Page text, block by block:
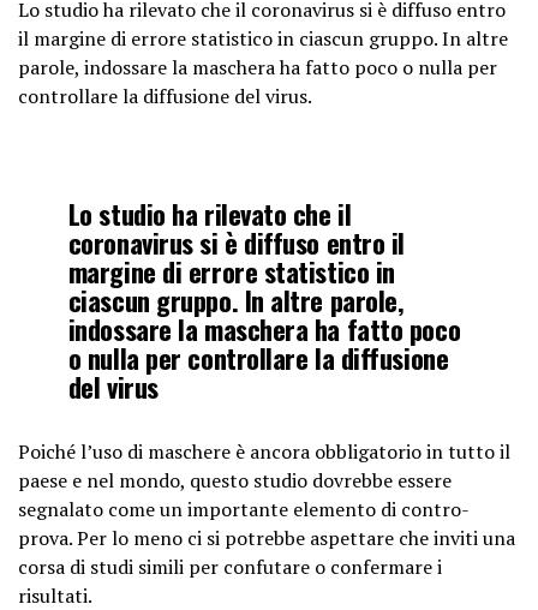
Lo studio ha rilevato che il coronavirus si è diffuso entro
il margine di errore statistico in ciascun gruppo. In altre
parole, indossare la maschera ha fatto poco o nulla per
controllare la diffusione del virus.
Lo studio ha rilevato che il
coronavirus si è diffuso entro il
margine di errore statistico in
ciascun gruppo. In altre parole,
indossare la maschera ha fatto poco
o nulla per controllare la diffusione
del virus
Poiché l’uso di maschere è ancora obbligatorio in tutto il
paese e nel mondo, questo studio dovrebbe essere
segnalato come un importante elemento di contro-
prova. Per lo meno ci si potrebbe aspettare che inviti una
corsa di studi simili per confutare o confermare i
risultati.